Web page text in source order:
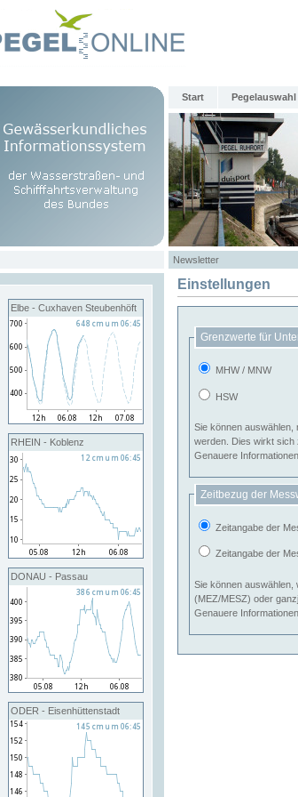
Start
Newsletter
Elbe - Cuxhaven Steubenhöft
RHEIN - Koblenz
DONAU - Passau
ODER - Eisenhüttenstadt
Einstellungen
Grenzwerte für
MHW / MNW
HSW
Sie können auswählen,
werden. Dies
Genauere
Zeitbezug der
Zeitangabe der
Zeitangabe der
Sie können auswählen,
(MEZ/MESZ) oder
Genauere